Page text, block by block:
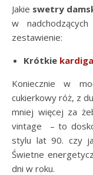
Jakie swetry
w
zestawienie:
Krótkie
Koniecznie w
cukierkowy róż, z
mniej więcej za
vintage – to
stylu lat 90. czy
Świetne
dni w roku.